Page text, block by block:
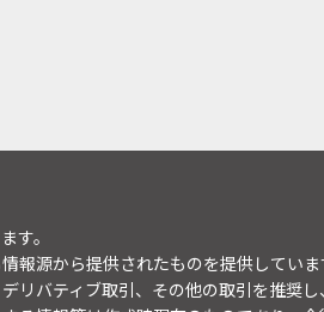
す。
報源から提供されたものを提供してい
リバティブ取引、その他の取引を推奨